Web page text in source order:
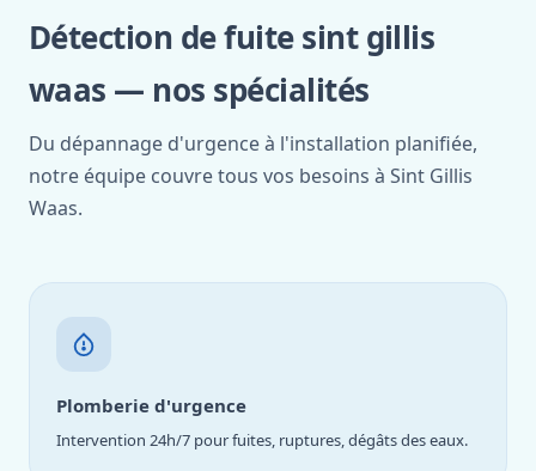
Détection de fuite sint gillis
waas — nos spécialités
Du dépannage d'urgence à l'installation planifiée,
notre équipe couvre tous vos besoins à Sint Gillis
Waas.
Plomberie d'urgence
Intervention 24h/7 pour fuites, ruptures, dégâts des eaux.